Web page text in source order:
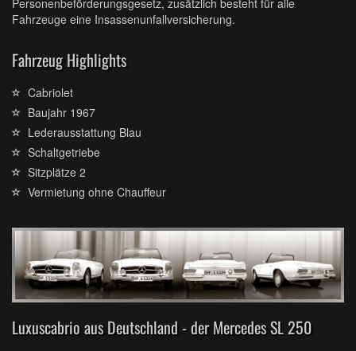
Personenbeförderungsgesetz, zusätzlich besteht für alle
Fahrzeuge eine Insassenunfallversicherung.
Fahrzeug Highlights
Cabriolet
Baujahr 1967
Lederausstattung Blau
Schaltgetriebe
Sitzplätze 2
Vermietung ohne Chauffeur
Luxuscabrio aus Deutschland - der Mercedes SL 250